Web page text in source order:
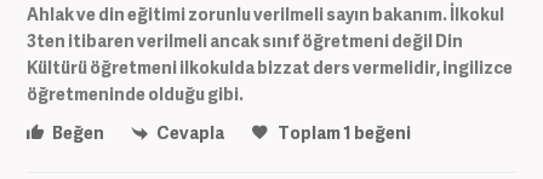
Ahlak ve din eğitimi zorunlu verilmeli sayın bakanım. İlkokul
3ten itibaren verilmeli ancak sınıf öğretmeni değil Din
Kültürü öğretmeni ilkokulda bizzat ders vermelidir, ingilizce
öğretmeninde olduğu gibi.
Beğen
Cevapla Toplam1 beğeni